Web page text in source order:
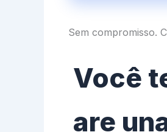
Sem compromisso.
Você
are